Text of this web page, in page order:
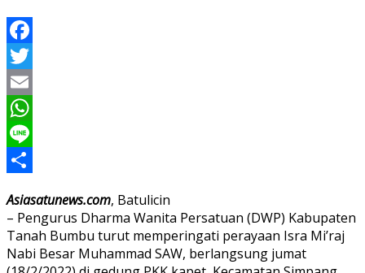
Facebook
Twitter
Email
WhatsApp
Line
Asiasatunews.com, Batulicin
– Pengurus Dharma Wanita Persatuan (DWP) Kabupaten
Tanah Bumbu turut memperingati perayaan Isra Mi’raj
Nabi Besar Muhammad SAW, berlangsung jumat